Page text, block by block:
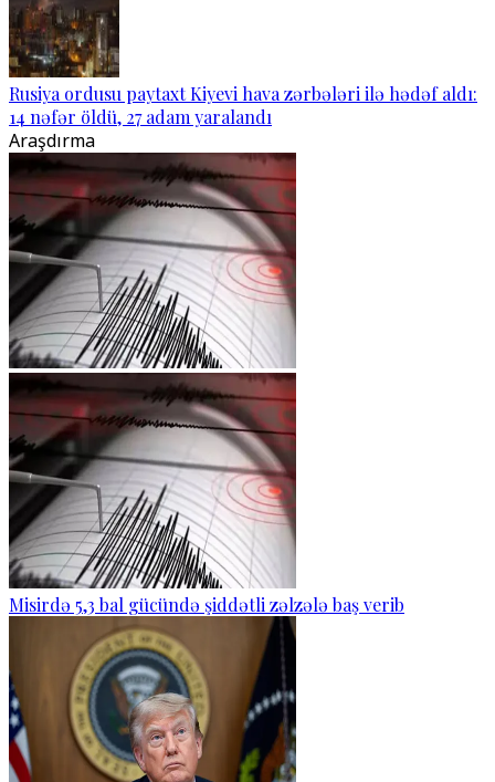
Rusiya ordusu paytaxt Kiyevi hava zərbələri ilə hədəf aldı:
14 nəfər öldü, 27 adam yaralandı
Araşdırma
Misirdə 5,3 bal gücündə şiddətli zəlzələ baş verib